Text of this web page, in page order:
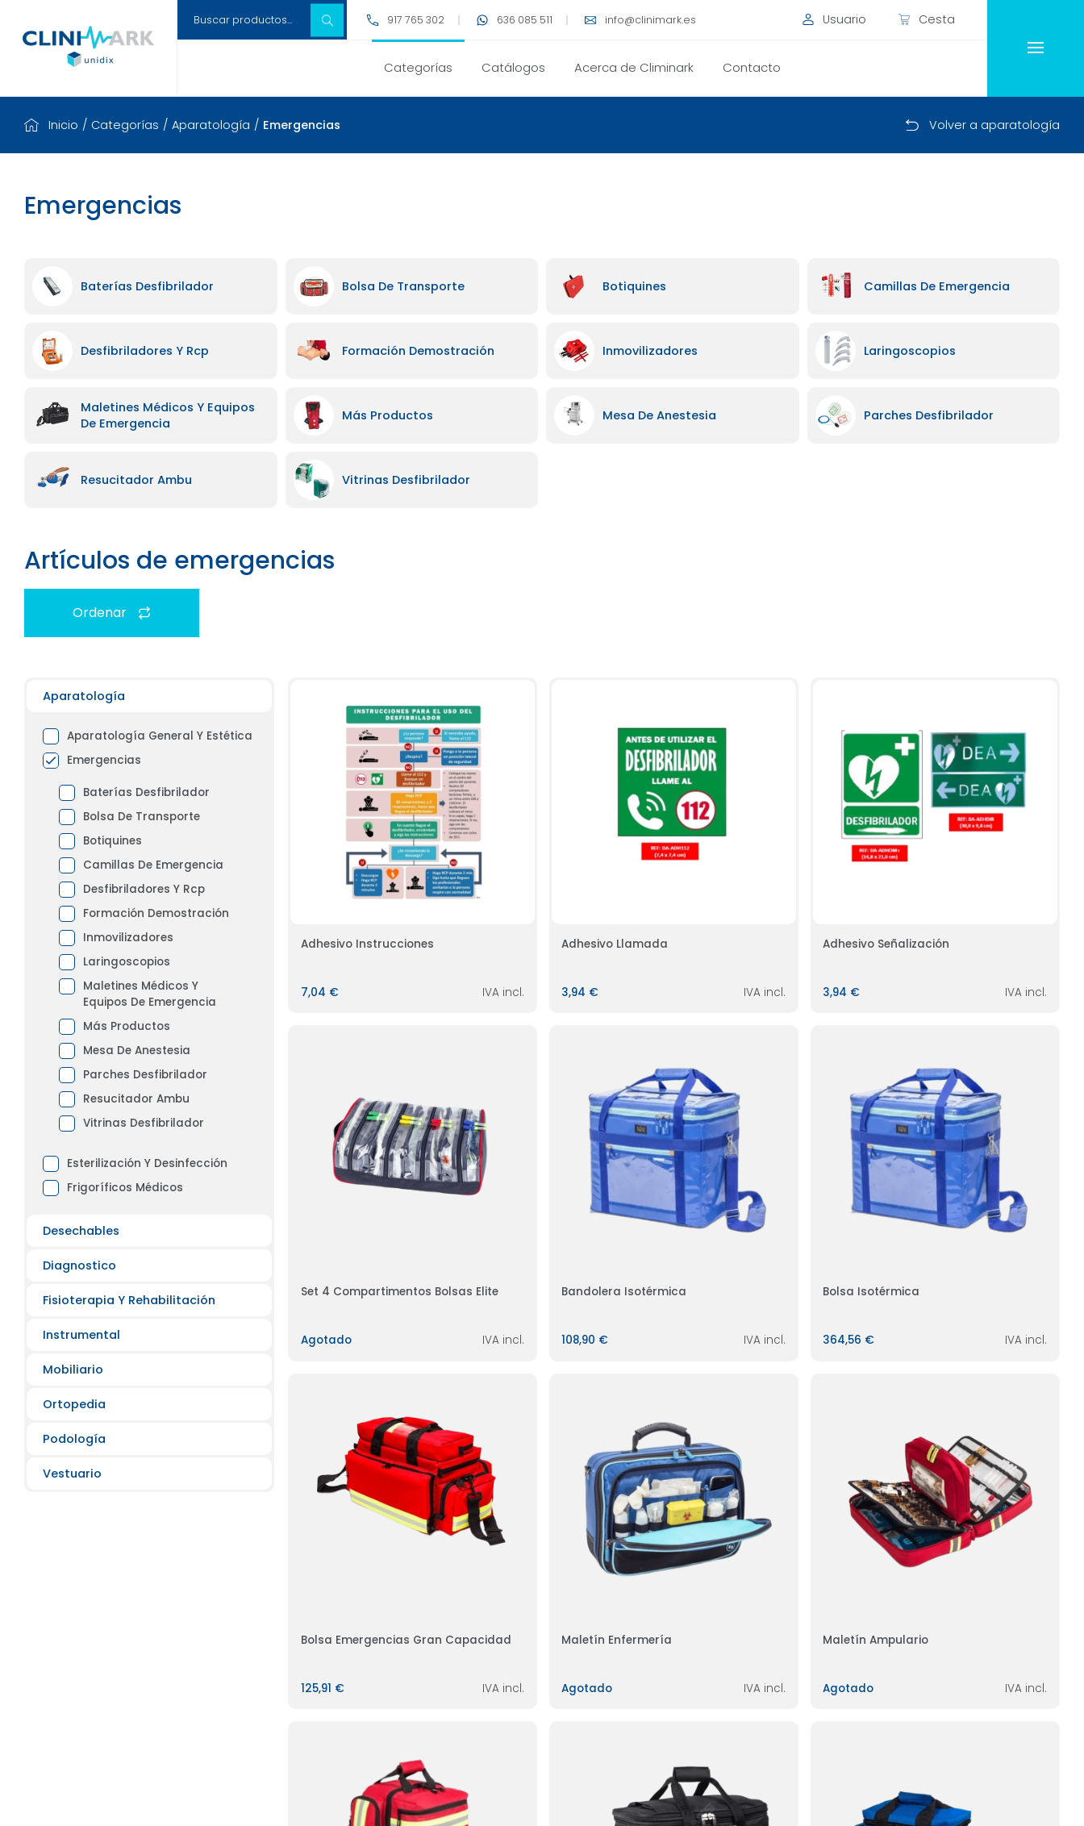
917 765 302 636 085 511 info@clinimark.es Usuario Cesta
Categorías Catálogos Acerca de Climinark Contacto
Inicio / Categorías / Aparatología / Emergencias Volver a aparatología
Emergencias
Baterías Desfibrilador Bolsa De Transporte Botiquines Camillas De Emergencia
Desfibriladores Y Rcp Formación Demostración Inmovilizadores Laringoscopios
Maletines Médicos Y Equipos
De Emergencia
Más Productos Mesa De Anestesia Parches Desfibrilador
Resucitador Ambu Vitrinas Desfibrilador
Artículos de emergencias
Ordenar
Aparatología
Aparatología General Y Estética
Emergencias
Baterías Desfibrilador
Bolsa De Transporte
Botiquines
Camillas De Emergencia
Desfibriladores Y Rcp
Formación Demostración
Inmovilizadores
Laringoscopios
Maletines Médicos Y
Equipos De Emergencia
Más Productos
Mesa De Anestesia
Parches Desfibrilador
Resucitador Ambu
Vitrinas Desfibrilador
Esterilización Y Desinfección
Frigoríficos Médicos
Desechables
Diagnostico
Fisioterapia Y Rehabilitación
Instrumental
Mobiliario
Ortopedia
Podología
Vestuario
Adhesivo Instrucciones
7,04 € IVA incl.
Adhesivo Llamada
3,94 € IVA incl.
Adhesivo Señalización
3,94 € IVA incl.
Set 4 Compartimentos Bolsas Elite
Agotado IVA incl.
Bandolera Isotérmica
108,90 € IVA incl.
Bolsa Isotérmica
364,56 € IVA incl.
Bolsa Emergencias Gran Capacidad
125,91 € IVA incl.
Maletín Enfermería
Agotado IVA incl.
Maletín Ampulario
Agotado IVA incl.
Categorías